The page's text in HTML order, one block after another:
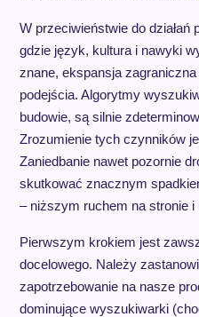
W przeciwieństwie do
gdzie język, kultura i nawyki
znane, ekspansja zagraniczna
podejścia. Algorytmy
budowie, są silnie
Zrozumienie tych czynników
Zaniedbanie nawet pozornie
skutkować znacznym
– niższym ruchem na stronie
Pierwszym krokiem jest
docelowego. Należy
zapotrzebowanie na nasze
dominujące wyszukiwarki